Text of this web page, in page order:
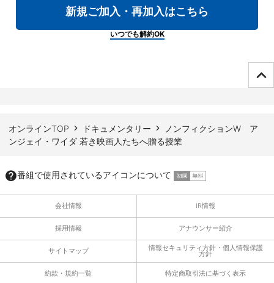
新規ご加入・再加入はこちら
いつでも解約OK
オンラインTOP ドキュメンタリー
ノンフィクションW ア
ンジェイ・ワイダ 若き映画人たちへ贈る授業
番組で使用されているアイコンについて
会社情報 IR情報
採用情報 アナウンサー紹介
サイトマップ 情報セキュリティ方針・個人情報保護
方針
約款・規約一覧 特定商取引法に基づく表示